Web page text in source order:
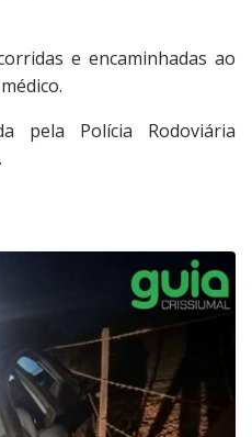
e encaminhadas ao
pela Polícia Rodoviária